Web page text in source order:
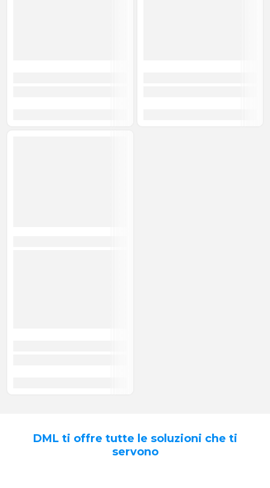
DML ti offre tutte le soluzioni che ti
servono